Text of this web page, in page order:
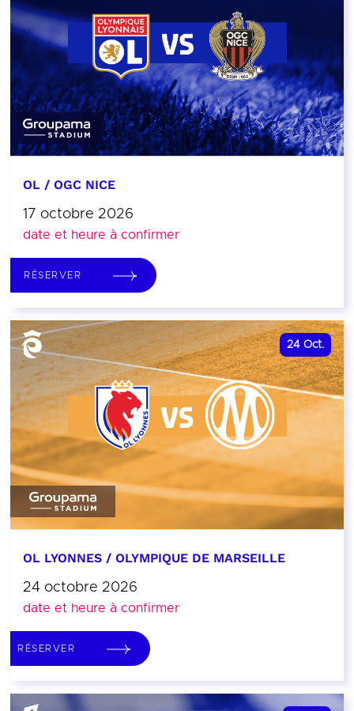
OL / OGC NICE
17 octobre 2026
date et heure à confirmer
RÉSERVER
24 Oct.
OL LYONNES / OLYMPIQUE DE MARSEILLE
24 octobre 2026
date et heure à confirmer
RÉSERVER